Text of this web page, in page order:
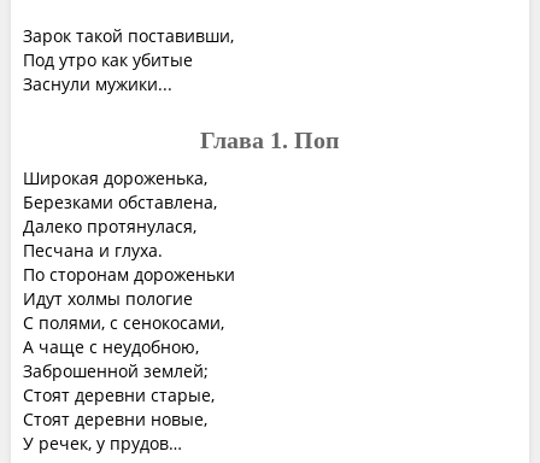
Зарок такой поставивши,
Под утро как убитые
Заснули мужики...
Глава 1. Поп
Широкая дороженька,
Березками обставлена,
Далеко протянулася,
Песчана и глуха.
По сторонам дороженьки
Идут холмы пологие
С полями, с сенокосами,
А чаще с неудобною,
Заброшенной землей;
Стоят деревни старые,
Стоят деревни новые,
У речек, у прудов…